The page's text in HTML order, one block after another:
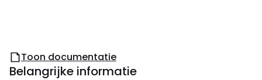
Toon documentatie
Belangrijke informatie